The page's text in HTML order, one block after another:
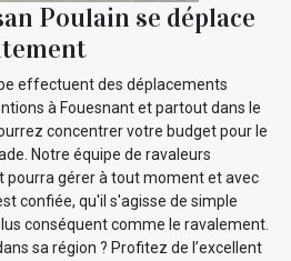
Poulain se déplace
effectuent des déplacements
à Fouesnant et partout dans le
concentrer votre budget pour le
Notre équipe de ravaleurs
pourra gérer à tout moment et avec
confiée, qu'il s'agisse de simple
conséquent comme le ravalement.
sa région ? Profitez de l’excellent